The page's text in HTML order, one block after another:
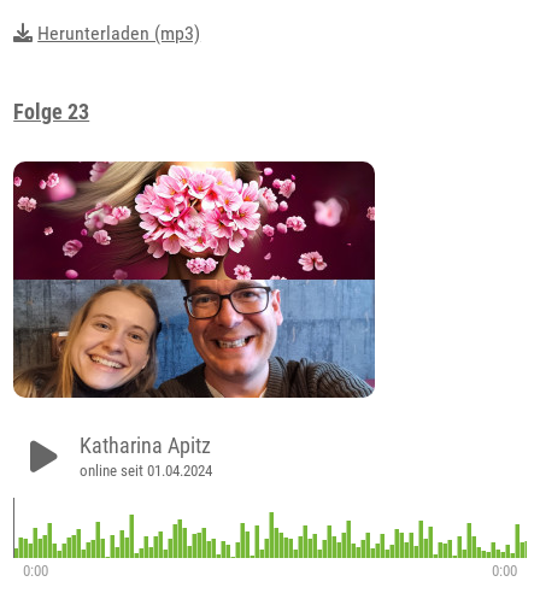
Herunterladen (mp3)
Folge 23
Katharina Apitz
online seit 01.04.2024
0:00
0:00